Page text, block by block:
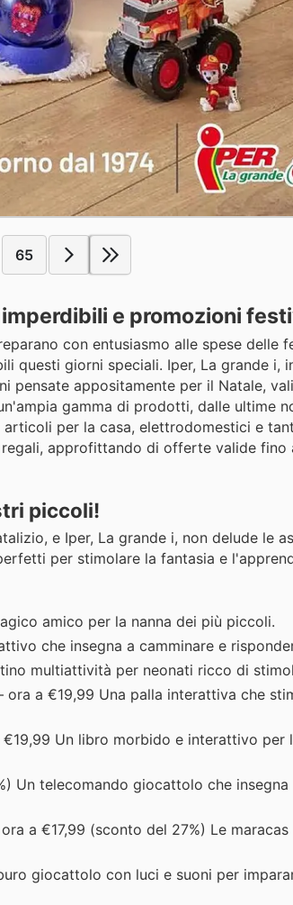
65
e promozioni
con entusiasmo alle spese delle
questi giorni speciali. Iper, La grande i,
pensate appositamente per il Natale,
gamma di prodotti, dalle ultime
per la casa, elettrodomestici e
approfittando di offerte valide fino
piccoli!
e Iper, La grande i, non delude le
per stimolare la fantasia e
amico per la nanna dei più piccoli.
che insegna a camminare e
multiattività per neonati ricco di
ora a €19,99 Una palla interattiva che
€19,99 Un libro morbido e interattivo per
Un telecomando giocattolo che insegna
a €17,99 (sconto del 27%) Le
giocattolo con luci e suoni per